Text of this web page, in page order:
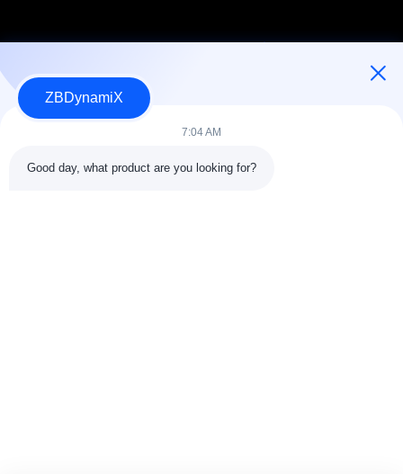
Diseñador y Fabricante de Paquetes de Baterías y Actuadores
para Robots Humanoides.
ZBDynamiX
7:04 AM
Good day, what product are you looking for?